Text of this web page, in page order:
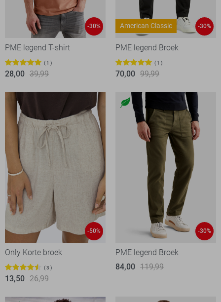
-30%
PME legend T-shirt
1
28,00 39,99
American Classic -30%
PME legend Broek
1
70,00 99,99
-50%
Only Korte broek
3
13,50 26,99
-30%
PME legend Broek
84,00 119,99